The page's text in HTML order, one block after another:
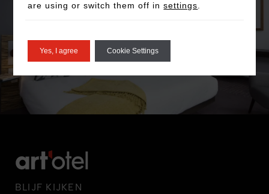
BLIJF KIJKEN
are using or switch them off insettings
Yes, I agree Cookie Settings